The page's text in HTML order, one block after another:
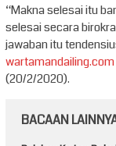
“Makna selesai itu
selesai secara
jawaban itu
wartamandailing.com
(20/2/2020).
BACAAN